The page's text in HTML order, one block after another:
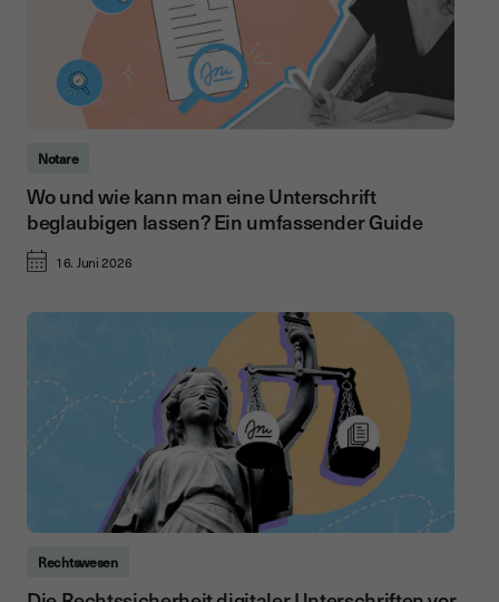
Notare
Wo und wie kann man eine Unterschrift
beglaubigen lassen? Ein umfassender Guide
16. Juni 2026
Rechtswesen